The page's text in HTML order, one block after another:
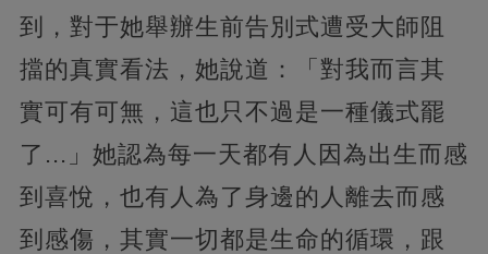
到，對于她舉辦生前告別式遭受大師阻
擋的真實看法，她說道：「對我而言其
實可有可無，這也只不過是一種儀式罷
了...」她認為每一天都有人因為出生而感
到喜悅，也有人為了身邊的人離去而感
到感傷，其實一切都是生命的循環，跟